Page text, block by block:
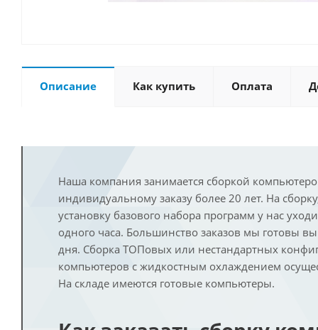
Описание Как купить Оплата
Наша компания занимается сборкой
индивидуальному заказу более 20 лет. На
установку базового набора программ у нас
одного часа. Большинство заказов мы готовы
дня. Сборка ТОПовых или нестандартных
компьютеров с жидкостным охлаждением
На складе имеются готовые компьютеры.